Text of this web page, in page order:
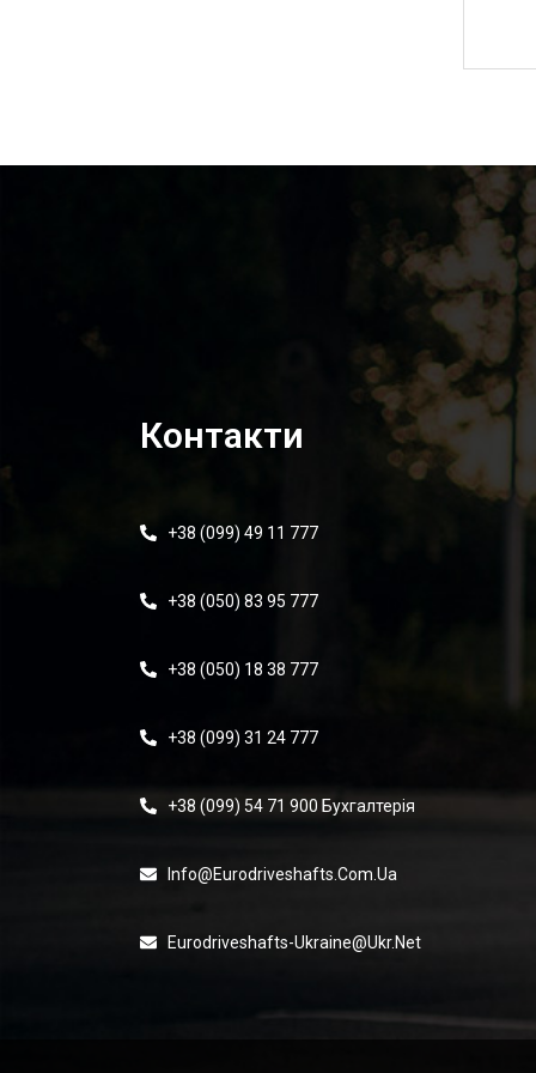
Контакти
+38 (099) 49 11 777
+38 (050) 83 95 777
+38 (050) 18 38 777
+38 (099) 31 24 777
+38 (099) 54 71 900 Бухгалтерія
Info@eurodriveshafts.com.ua
Eurodriveshafts-Ukraine@ukr.net